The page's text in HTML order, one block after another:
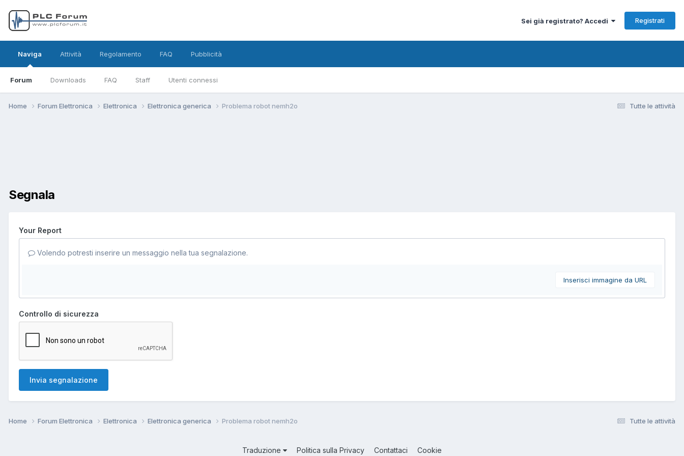
Sei già registrato? Accedi Registrati
Naviga
Forum Downloads FAQ Staff Utenti connessi
Attività Regolamento FAQ Pubblicità
Tutte le attività
Home Forum Elettronica Elettronica Elettronica generica Problema robot nemh2o
Segnala
Your Report
Volendo potresti inserire un messaggio nella tua segnalazione.
Inserisci immagine da URL
Controllo di sicurezza
Invia segnalazione
Tutte le attività
Home Forum Elettronica Elettronica Elettronica generica Problema robot nemh2o
Traduzione Politica sulla Privacy Contattaci Cookie